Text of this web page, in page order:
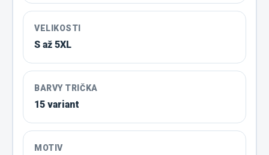
VELIKOSTI
S až 5XL
BARVY TRIČKA
15 variant
MOTIV